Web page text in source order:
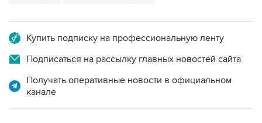
Подписаться на рассылку главных новостей сайта
Получать оперативные новости в официальном
НОВОСТИ ПО ТЕМЕ